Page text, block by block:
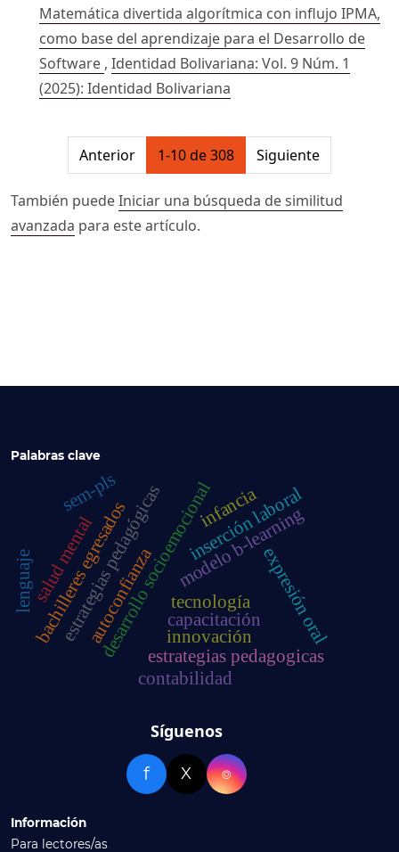
Matemática divertida algorítmica con influjo IPMA,
como base del aprendizaje para el Desarrollo de
Software , Identidad Bolivariana: Vol. 9 Núm. 1
(2025): Identidad Bolivariana
##issue.pagination##
Anterior 1-10 de 308 Siguiente
También puedeIniciar una búsqueda de similitud
avanzada para este artículo.
Palabras clave
modelo b-learning
tecnología
capacitación
innovación
desarrollo socioemocional expresión oral
autoconfianza
estrategias pedagógicas inserción laboral
bachilleres egresados
estrategias pedagogicas
salud mental
contabilidad
sem-pls infancia
lenguaje
Síguenos
f X ⌾
Información
Para lectores/as